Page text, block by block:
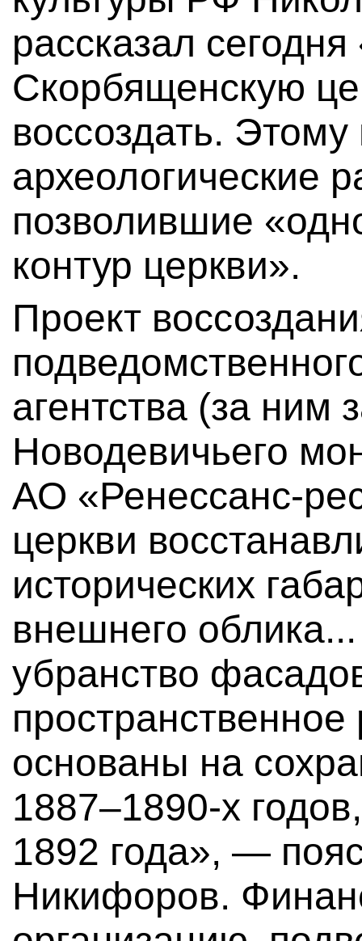
рассказал
Скорбященскую
воссоздать.
археологические
позволившие
контур церкви».
Проект
агентства (за ним
Новодевичьего
АО «Ренессанс-
церкви
исторических
внешнего
убранство
основаны на
1887–1890-х
1892 года», —
Никифоров.